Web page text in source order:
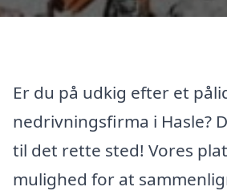
Er du på udkig efter et
nedrivningsfirma i Hasle?
til det rette sted! Vores
mulighed for at